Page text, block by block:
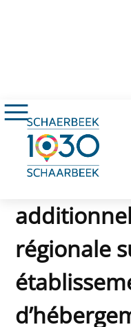
Règlement-taxe
les
régionale